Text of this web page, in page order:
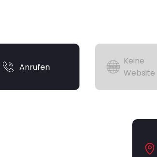
Anrufen
Keine
Website